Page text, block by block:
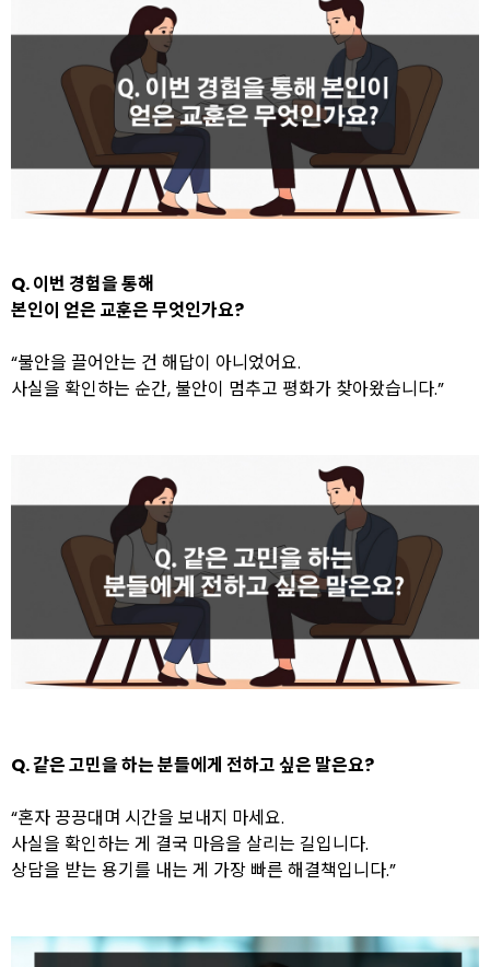
Q. 이번 경험을 통해
본인이 얻은 교훈은 무엇인가요?
“불안을 끌어안는 건 해답이 아니었어요.
사실을 확인하는 순간, 불안이 멈추고 평화가 찾아왔습니다.”
Q. 같은 고민을 하는 분들에게 전하고 싶은 말은요?
“혼자 끙끙대며 시간을 보내지 마세요.
사실을 확인하는 게 결국 마음을 살리는 길입니다.
상담을 받는 용기를 내는 게 가장 빠른 해결책입니다.”